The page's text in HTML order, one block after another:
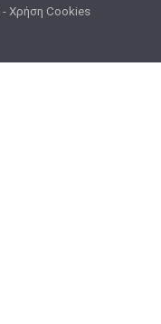
-Χρήση Cookies